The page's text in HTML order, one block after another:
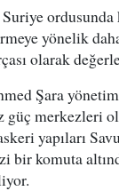
ordusunda
yönelik
olarak
Şara
güç merkezleri
yapıları
bir komuta